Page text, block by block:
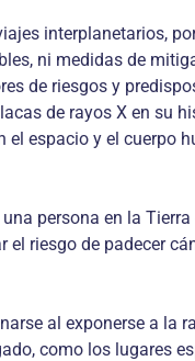
interplanetarios,
ni medidas de
de riesgos y
de rayos X en su
espacio y el cuerpo
persona en la
riesgo de padecer
al exponerse a la
como los lugares